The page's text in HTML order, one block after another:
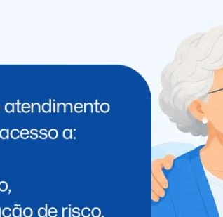
PRÓXIMO
General Silva e Luna, pré-
prefeito de Foz, confirma que